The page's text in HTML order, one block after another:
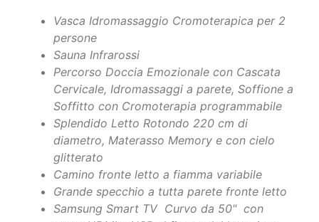
Cervicale, Idromassaggi a parete, Soffione a
Soffitto con Cromoterapia programmabile
Splendido Letto Rotondo 220 cm di
diametro, Materasso Memory e con cielo
glitterato
Camino fronte letto a fiamma variabile
Grande specchio a tutta parete fronte letto
Samsung Smart TV Curvo da 50" con
prese HDMI e USB al fianco del letto (per
interfacciare tutti i tuoi dispositivi)
Free Frigo Bar con Bibite e Spuntantino per
Aperitivo Romantico